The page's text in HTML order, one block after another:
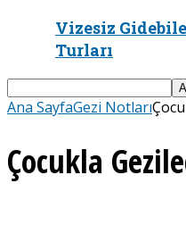
Vizesiz
Turları
Ana SayfaGezi Notları
Çocukla